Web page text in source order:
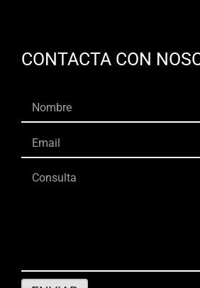
CONTACTA CON